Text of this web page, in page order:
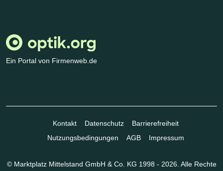
Ein Portal von Firmenweb.de
Kontakt Datenschutz
Barrierefreiheit
Nutzungsbedingungen
AGB Impressum
© Marktplatz Mittelstand GmbH & Co. KG 1998 - 2026. Alle Rechte